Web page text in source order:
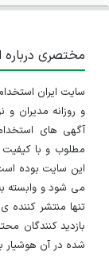
مختصری درباره
و روزانه مدیران
آگهی های
مطلوب و با
این سایت بوده
می شود و وابسته
تنها منتشر کننده
بازدید کنندگان
شده در آن هوشیار